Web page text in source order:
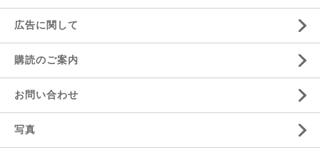
広告に関して
購読のご案内
お問い合わせ
写真